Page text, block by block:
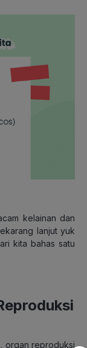
kelainan dan
lanjut yuk
kita bahas satu
organ reproduksi